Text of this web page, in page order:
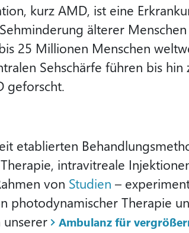
kurz AMD, ist eine
älterer
25 Millionen Menschen
Sehschärfe führen bis
geforscht.
etablierten
intravitreale
von Studien –
photodynamischer Therapie
unserer Ambulanz für